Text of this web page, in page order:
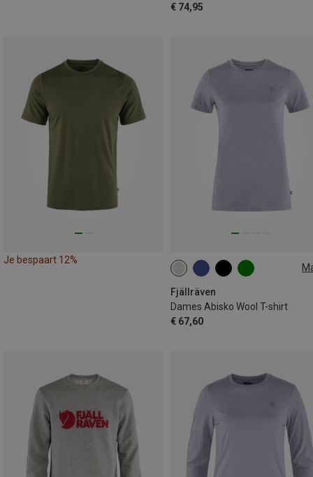
€ 74,95
Je bespaart 12%
Fjällräven
Dames Abisko Wool T-shirt
€ 67,60
XXS XS